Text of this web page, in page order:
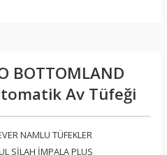
BOTTOMLAND
Av Tüfeği
NAMLU TÜFEKLER
SİLAH İMPALA PLUS